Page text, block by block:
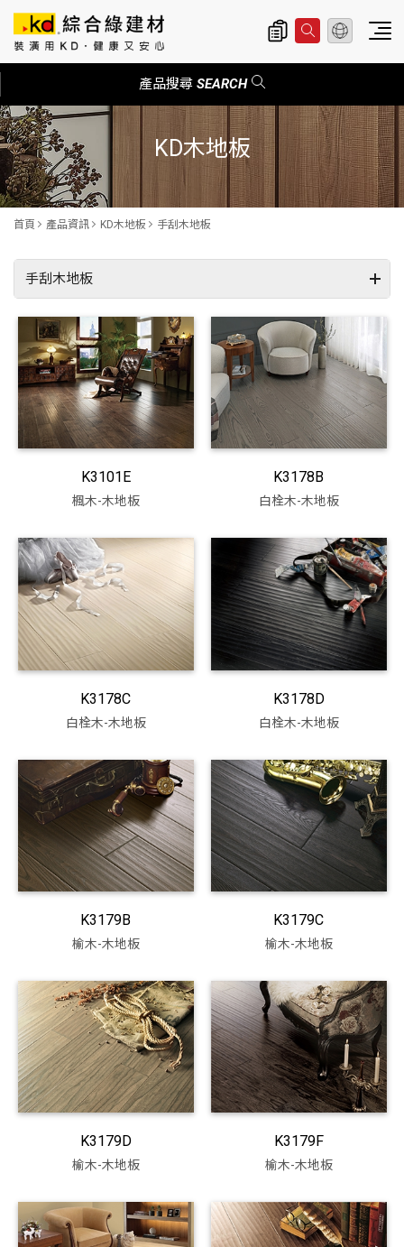
導
覽
|
K
D
科
定
企
業
股
份
有
產品搜尋 SEARCH
KD木地板
首頁 產品資訊 KD木地板 手刮木地板
手刮木地板
超耐磨木地板
SPC 地板
手刮木地板
寬幅木地板
K3101E
楓木-木地板
K3178B
白栓木-木地板
K3178C
白栓木-木地板
K3178D
白栓木-木地板
K3179B
榆木-木地板
K3179C
榆木-木地板
K3179D
榆木-木地板
K3179F
榆木-木地板
總公司資訊